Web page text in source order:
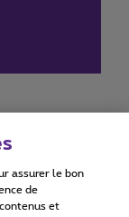
statement
assurer le bon
de
et